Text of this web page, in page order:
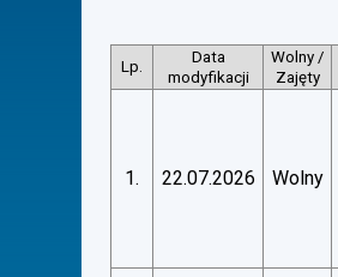
Lp.
Data
modyfikacji
Wolny /
Zajęty
1. 22.07.2026 Wolny